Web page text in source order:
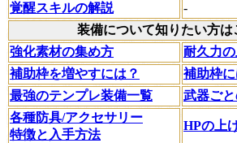
覚醒スキルの解説
-
装備について知りたい方は
強化素材の集め方
耐久力
補助枠を増やすには？
補助枠
最強のテンプレ装備一覧
武器ご
各種防具/アクセサリー
特徴と入手方法
HPの上